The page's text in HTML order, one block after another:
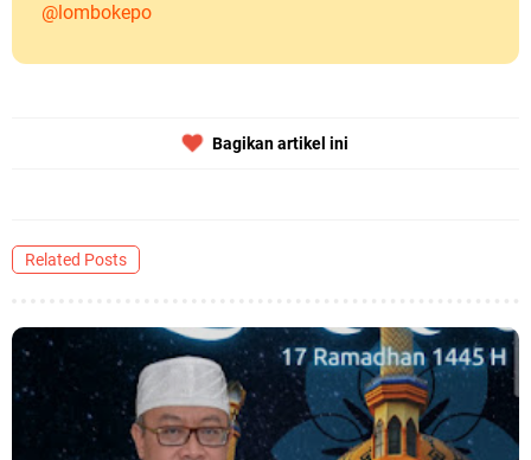
@lombokepo
Bagikan artikel ini
Related Posts